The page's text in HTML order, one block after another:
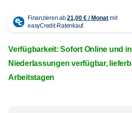
Verfügbarkeit: Sofort Online und
Niederlassungen verfügbar,
Arbeitstagen